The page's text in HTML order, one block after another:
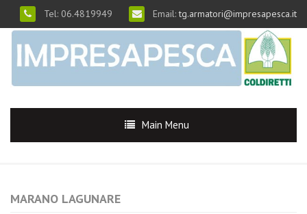
Tel: 06.4819949 Email:tg.armatori@impresapesca.it
Main Menu
MARANO LAGUNARE